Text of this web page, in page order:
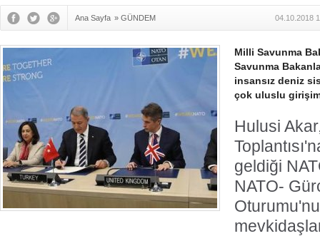
Ana Sayfa » GÜNDEM 04.10.2018
Milli Savunma
Savunma
insansız deniz
çok uluslu
Hulusi
geldiği
NATO-